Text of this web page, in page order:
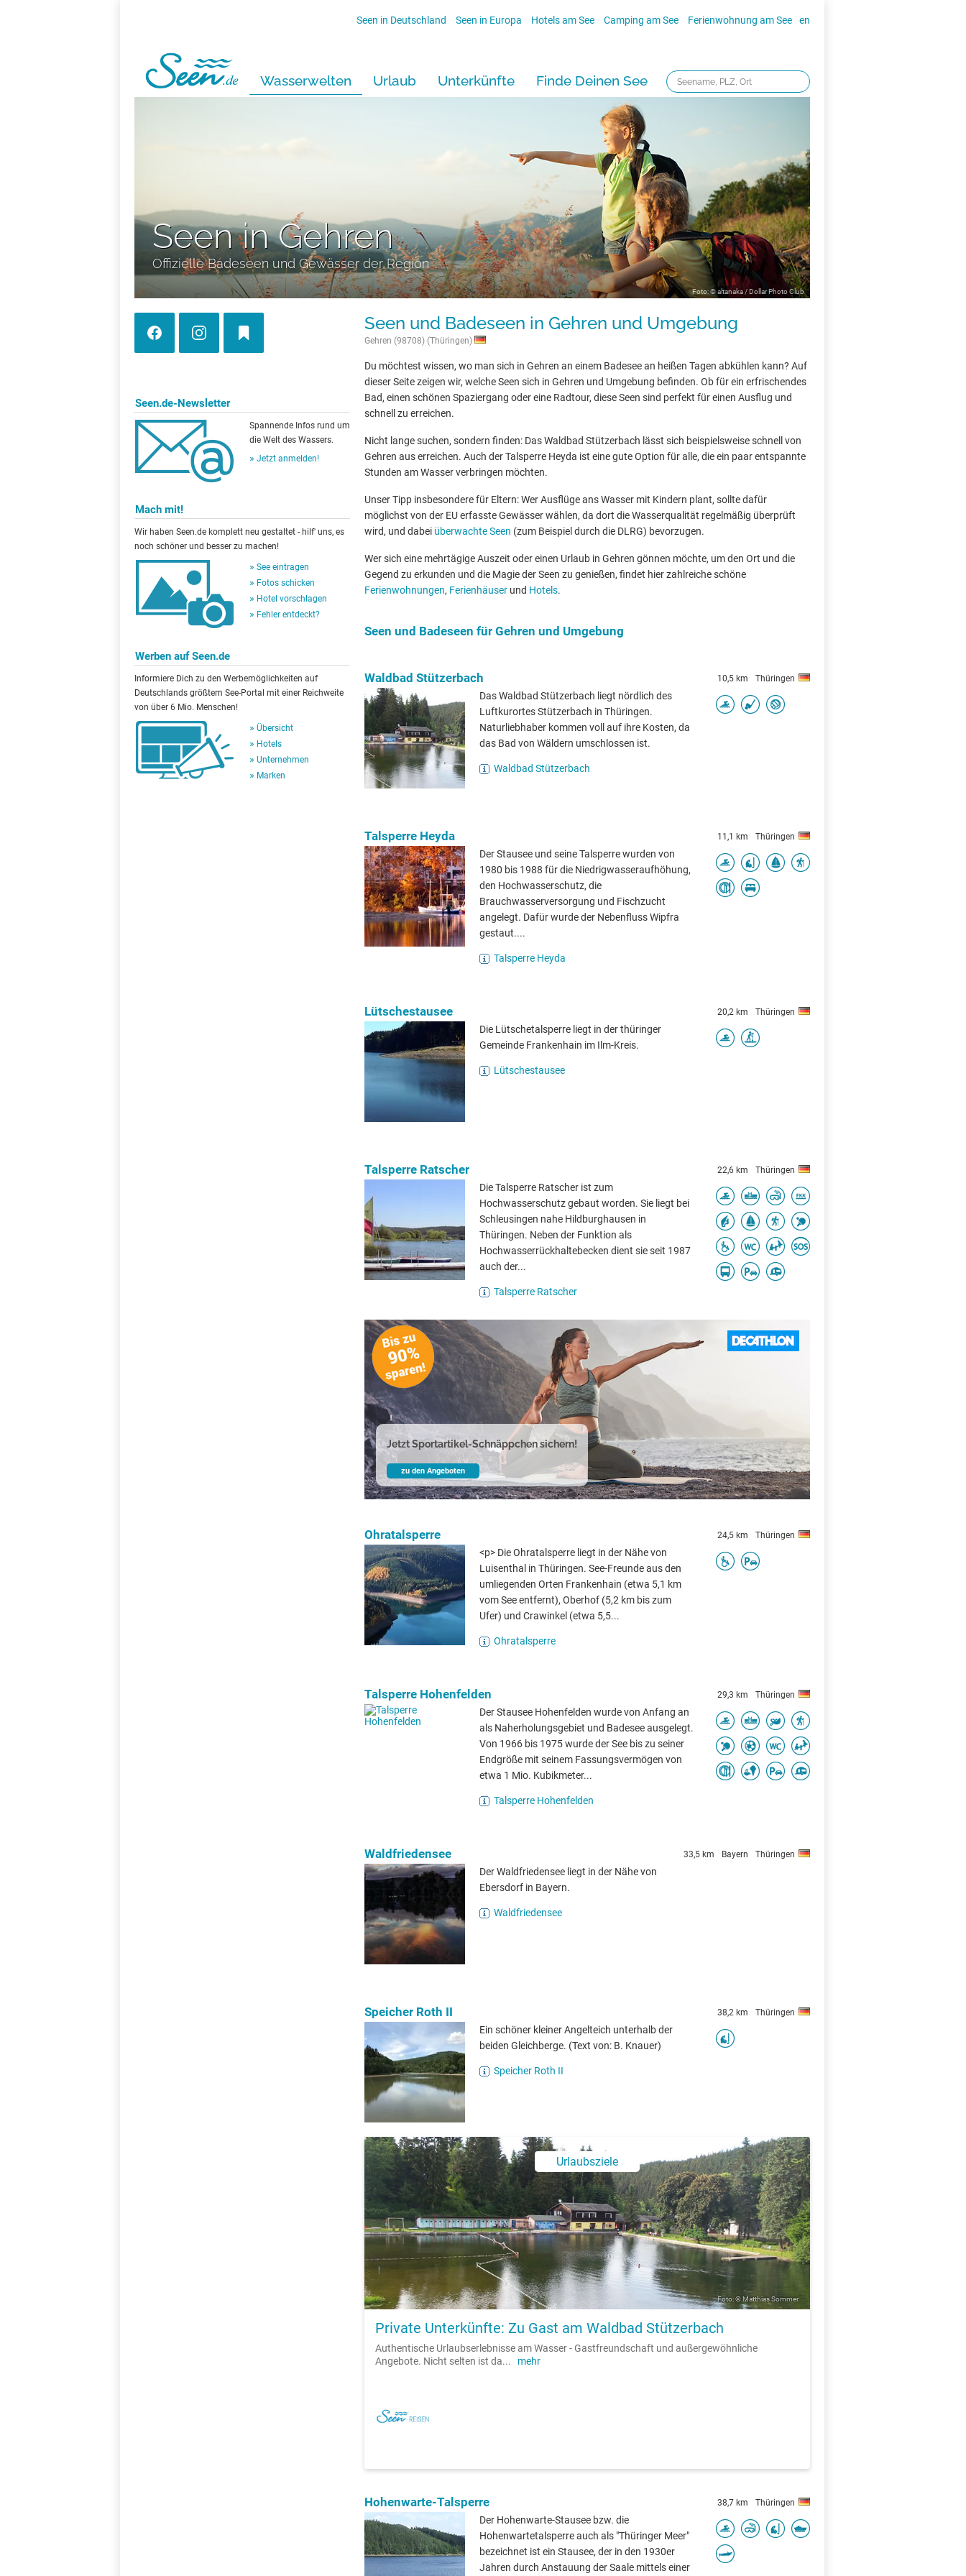
Seen in Deutschland Seen in Europa Hotels am See Camping am See Ferienwohnung am See en
Wasserwelten Urlaub Unterkünfte Finde Deinen See
Seen in Gehren
Offizielle Badeseen und Gewässer der Region
Foto: © altanaka / Dollar Photo Club
Seen.de-Newsletter
Spannende Infos rund um
die Welt des Wassers.
Jetzt anmelden!
Mach mit!
Wir haben Seen.de komplett neu gestaltet - hilf' uns, es
noch schöner und besser zu machen!
See eintragen
Fotos schicken
Hotel vorschlagen
Fehler entdeckt?
Werben auf Seen.de
Informiere Dich zu den Werbemöglichkeiten auf
Deutschlands größtem See-Portal mit einer Reichweite
von über 6 Mio. Menschen!
Übersicht
Hotels
Unternehmen
Marken
Seen und Badeseen in Gehren und Umgebung
Gehren (98708) (Thüringen)
Du möchtest wissen, wo man sich in Gehren an einem Badesee an heißen Tagen abkühlen kann? Auf
dieser Seite zeigen wir, welche Seen sich in Gehren und Umgebung befinden. Ob für ein erfrischendes
Bad, einen schönen Spaziergang oder eine Radtour, diese Seen sind perfekt für einen Ausflug und
schnell zu erreichen.
Nicht lange suchen, sondern finden: Das Waldbad Stützerbach lässt sich beispielsweise schnell von
Gehren aus erreichen. Auch der Talsperre Heyda ist eine gute Option für alle, die ein paar entspannte
Stunden am Wasser verbringen möchten.
Unser Tipp insbesondere für Eltern: Wer Ausflüge ans Wasser mit Kindern plant, sollte dafür
möglichst von der EU erfasste Gewässer wählen, da dort die Wasserqualität regelmäßig überprüft
wird, und dabei überwachte Seen (zum Beispiel durch die DLRG) bevorzugen.
Wer sich eine mehrtägige Auszeit oder einen Urlaub in Gehren gönnen möchte, um den Ort und die
Gegend zu erkunden und die Magie der Seen zu genießen, findet hier zahlreiche schöne
Ferienwohnungen, Ferienhäuser und Hotels.
Seen und Badeseen für Gehren und Umgebung
Waldbad Stützerbach 10,5 km Thüringen
Das Waldbad Stützerbach liegt nördlich des
Luftkurortes Stützerbach in Thüringen.
Naturliebhaber kommen voll auf ihre Kosten, da
das Bad von Wäldern umschlossen ist.
Waldbad Stützerbach
Talsperre Heyda 11,1 km Thüringen
Der Stausee und seine Talsperre wurden von
1980 bis 1988 für die Niedrigwasseraufhöhung,
den Hochwasserschutz, die
Brauchwasserversorgung und Fischzucht
angelegt. Dafür wurde der Nebenfluss Wipfra
gestaut....
Talsperre Heyda
Lütschestausee 20,2 km Thüringen
Die Lütschetalsperre liegt in der thüringer
Gemeinde Frankenhain im Ilm-Kreis.
Lütschestausee
Talsperre Ratscher 22,6 km Thüringen
Die Talsperre Ratscher ist zum
Hochwasserschutz gebaut worden. Sie liegt bei
Schleusingen nahe Hildburghausen in
Thüringen. Neben der Funktion als
Hochwasserrückhaltebecken dient sie seit 1987
auch der...
Talsperre Ratscher
Jetzt Sportartikel-Schnäppchen sichern!
zu den Angeboten
Ohratalsperre 24,5 km Thüringen
<p> Die Ohratalsperre liegt in der Nähe von
Luisenthal in Thüringen. See-Freunde aus den
umliegenden Orten Frankenhain (etwa 5,1 km
vom See entfernt), Oberhof (5,2 km bis zum
Ufer) und Crawinkel (etwa 5,5...
Ohratalsperre
Talsperre Hohenfelden 29,3 km Thüringen
Der Stausee Hohenfelden wurde von Anfang an
als Naherholungsgebiet und Badesee ausgelegt.
Von 1966 bis 1975 wurde der See bis zu seiner
Endgröße mit seinem Fassungsvermögen von
etwa 1 Mio. Kubikmeter...
Talsperre Hohenfelden
Waldfriedensee 33,5 km Bayern Thüringen
Der Waldfriedensee liegt in der Nähe von
Ebersdorf in Bayern.
Waldfriedensee
Speicher Roth II 38,2 km Thüringen
Ein schöner kleiner Angelteich unterhalb der
beiden Gleichberge. (Text von: B. Knauer)
Speicher Roth II
Urlaubsziele
Foto: © Matthias Sommer
Private Unterkünfte: Zu Gast am Waldbad Stützerbach
Authentische Urlaubserlebnisse am Wasser - Gastfreundschaft und außergewöhnliche
Angebote. Nicht selten ist da... mehr
Hohenwarte-Talsperre 38,7 km Thüringen
Der Hohenwarte-Stausee bzw. die
Hohenwartetalsperre auch als "Thüringer Meer"
bezeichnet ist ein Stausee, der in den 1930er
Jahren durch Anstauung der Saale mittels einer